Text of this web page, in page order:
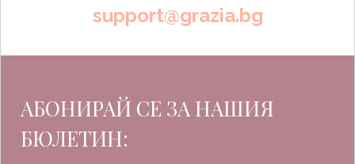
support@grazia.bg
АБОНИРАЙ СЕ ЗА НАШИЯ
БЮЛЕТИН: